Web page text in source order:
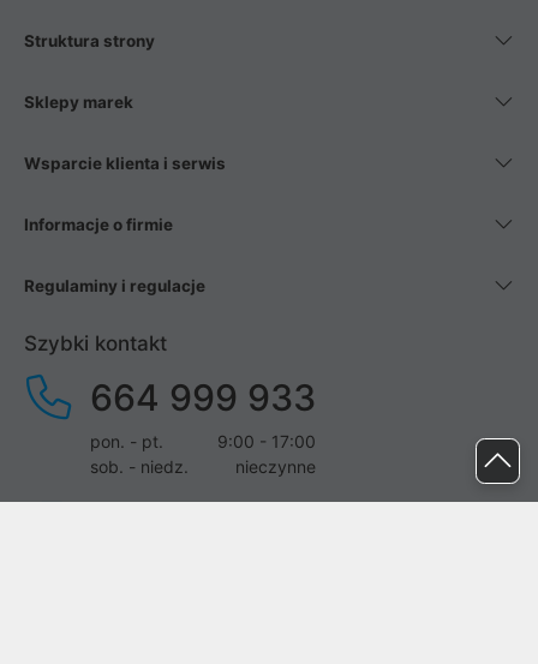
Struktura strony
Sklepy marek
Wsparcie klienta i serwis
Informacje o firmie
Regulaminy i regulacje
Szybki kontakt
664 999 933
pon. - pt.
9:00 - 17:00
sob. - niedz.
nieczynne